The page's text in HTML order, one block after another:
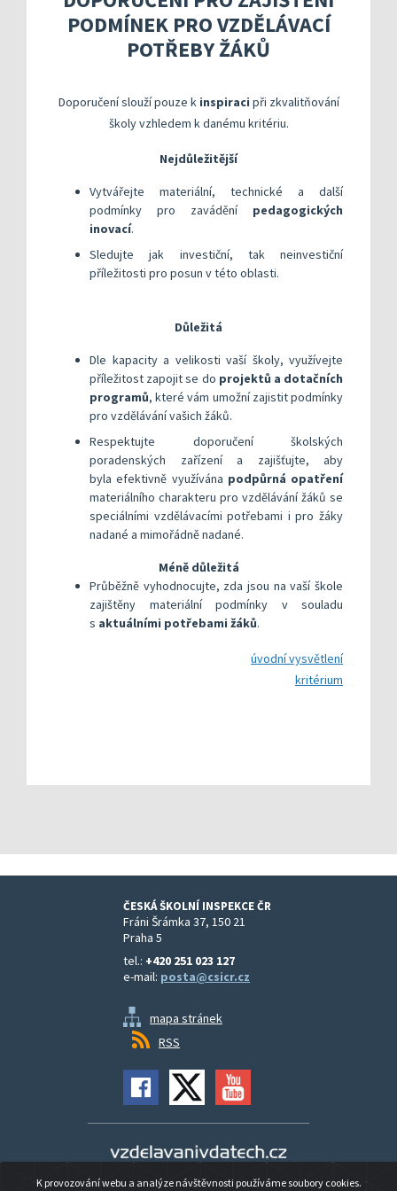
Další náměty pro realizaci vlastního hodnocení
Přehled nástrojů podle kritérií
Vybrané nástroje pro realizaci externího
Rok v ředitelně
Specifická
Informační
PODMÍNEK PRO VZDĚLÁVACÍ
POTŘEBY ŽÁKŮ
Doporučení slouží pouze k inspiraci při zkvalitňování
školy vzhledem k danému kritériu.
Nejdůležitější
Vytvářejte materiální, technické a další
podmínky pro zavádění pedagogických
inovací.
Sledujte jak investiční, tak neinvestiční
příležitosti pro posun v této oblasti.
Důležitá
Dle kapacity a velikosti vaší školy, využívejte
příležitost zapojit se do projektů a dotačních
programů, které vám umožní zajistit podmínky
pro vzdělávání vašich žáků.
Respektujte doporučení školských
poradenských zařízení a zajišťujte, aby
byla efektivně využívána podpůrná opatření
materiálního charakteru pro vzdělávání žáků se
speciálními vzdělávacími potřebami i pro žáky
nadané a mimořádně nadané.
Méně důležitá
Průběžně vyhodnocujte, zda jsou na vaší škole
zajištěny materiální podmínky v souladu
s aktuálními potřebami žáků.
úvodní vysvětlení
kritérium
ČESKÁ ŠKOLNÍ INSPEKCE ČR
Fráni Šrámka 37, 150 21
Praha 5
tel.: +420 251 023 127
e-mail: posta@csicr.cz
mapa stránek
RSS
Vzdělávání v datech
Prohlášení o přístupnosti
K provozování webu a analýze návštěvnosti používáme soubory cookies.